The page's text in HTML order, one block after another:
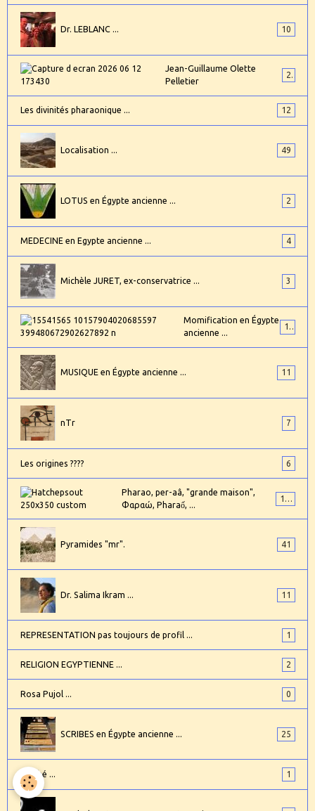
Dr. LEBLANC ... 10
Jean-Guillaume Olette
Pelletier
2
Les divinités pharaonique ... 12
Localisation ... 49
LOTUS en Égypte ancienne ... 2
MEDECINE en Egypte ancienne ... 4
Michèle JURET, ex-conservatrice ... 3
Momification en Égypte
ancienne ...
17
MUSIQUE en Égypte ancienne ... 11
nTr 7
Les origines ???? 6
Pharao, per-aâ, "grande maison",
Φαραώ, Pharaố, ...
Pyramides "mr". 41
Dr. Salima Ikram ... 11
REPRESENTATION pas toujours de profil ... 1
RELIGION EGYPTIENNE ... 2
Rosa Pujol ... 0
SCRIBES en Égypte ancienne ... 25
Sinuhé ... 1